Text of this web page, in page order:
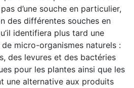
d’une souche en particulier,
des différentes souches en
identifiera plus tard une
micro-organismes naturels :
des levures et des bactéries
pour les plantes ainsi que les
une alternative aux produits